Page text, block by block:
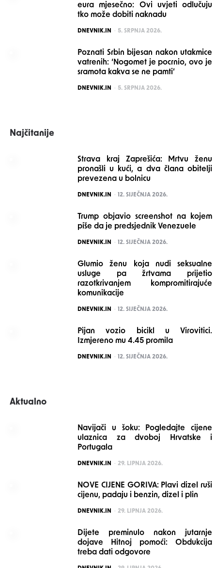
eura mjesečno: Ovi uvjeti odlučuju
tko može dobiti naknadu
POSTED
DNEVNIK.IN 5. SRPNJA 2026.
Poznati Srbin bijesan nakon utakmice
vatrenih: ‘Nogomet je pocrnio, ovo je
sramota kakva se ne pamti’
POSTED
DNEVNIK.IN 5. SRPNJA 2026.
Najčitanije
Strava kraj Zaprešića: Mrtvu ženu
pronašli u kući, a dva člana obitelji
prevezena u bolnicu
POSTED
DNEVNIK.IN 12. SIJEČNJA 2026.
Trump objavio screenshot na kojem
piše da je predsjednik Venezuele
POSTED
DNEVNIK.IN 12. SIJEČNJA 2026.
Glumio ženu koja nudi seksualne
usluge pa žrtvama prijetio
razotkrivanjem kompromitirajuće
komunikacije
POSTED
DNEVNIK.IN 12. SIJEČNJA 2026.
Pijan vozio bicikl u Virovitici.
Izmjereno mu 4.45 promila
POSTED
DNEVNIK.IN 12. SIJEČNJA 2026.
Aktualno
Navijači u šoku: Pogledajte cijene
ulaznica za dvoboj Hrvatske i
Portugala
POSTED
DNEVNIK.IN 29. LIPNJA 2026.
NOVE CIJENE GORIVA: Plavi dizel ruši
cijenu, padaju i benzin, dizel i plin
POSTED
DNEVNIK.IN 29. LIPNJA 2026.
Dijete preminulo nakon jutarnje
dojave Hitnoj pomoći: Obdukcija
treba dati odgovore